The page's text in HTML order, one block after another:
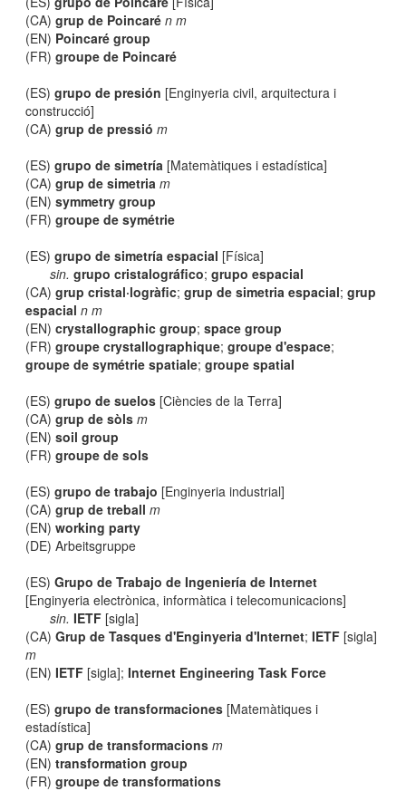
(CA)grup de Poincaré n m
(EN) Poincaré group
(FR)groupe de Poincaré
(ES)grupo de presión [Enginyeria civil, arquitectura i
construcció]
(CA)grup de pressió m
(ES)grupo de simetría [Matemàtiques i estadística]
(CA)grup de simetria m
(EN)symmetry group
(FR)groupe de symétrie
(ES)grupo de simetría espacial [Física]
sin. grupo cristalográfico; grupo espacial
(CA)grup cristal·logràfic;grup de simetria espacial;grup
espacial n m
(EN)crystallographic group;space group
(FR)groupe crystallographique;groupe d'espace;
groupe de symétrie spatiale;groupe spatial
(ES)grupo de suelos [Ciències de la Terra]
(CA)grup de sòls m
(EN)soil group
(FR)groupe de sols
(ES)grupo de trabajo [Enginyeria industrial]
(CA)grup de treball m
(EN)working party
(DE) Arbeitsgruppe
(ES)Grupo de Trabajo de Ingeniería de Internet
[Enginyeria electrònica, informàtica i telecomunicacions]
sin. IETF[sigla]
(CA)Grup de Tasques d'Enginyeria d'Internet;IETF [sigla]
m
(EN)IETF [sigla];Internet Engineering Task Force
(ES)grupo de transformaciones [Matemàtiques i
estadística]
(CA)grup de transformacions m
(EN)transformation group
(FR)groupe de transformations